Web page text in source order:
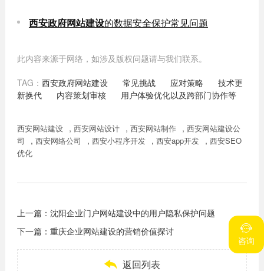
西安政府网站建设的数据安全保护常见问题
此内容来源于网络，如涉及版权问题请与我们联系。
TAG： 西安政府网站建设 常见挑战 应对策略
技术更
新换代
内容策划审核 用户体验优化以及跨部门协作等
西安网站建设 , 西安网站设计 , 西安网站制作 , 西安网站建设公
司
, 西安网络公司 , 西安小程序开发 , 西安app开发 , 西安SEO
优化
上一篇： 沈阳企业门户网站建设中的用户隐私保护问题
下一篇： 重庆企业网站建设的营销价值探讨
 返回列表

咨询